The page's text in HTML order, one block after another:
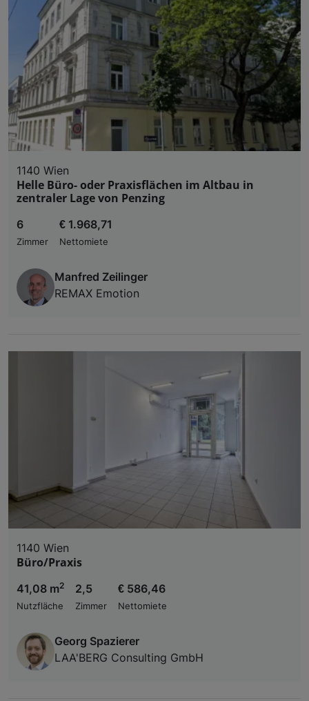
1140 Wien
Helle Büro- oder Praxisflächen im Altbau in
zentraler Lage von Penzing
6
Zimmer
€ 1.968,71
Nettomiete
Manfred Zeilinger
REMAX Emotion
1140 Wien
Büro/Praxis
41,08 m2
Nutzfläche
2,5
Zimmer
€ 586,46
Nettomiete
Georg Spazierer
LAA'BERG Consulting GmbH